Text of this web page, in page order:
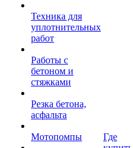
Техника для
уплотнительных
работ
Работы с
бетоном и
стяжками
Резка бетона,
асфальта
Мотопомпы
Где